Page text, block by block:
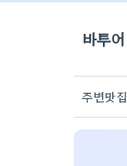
바투어
주변맛집